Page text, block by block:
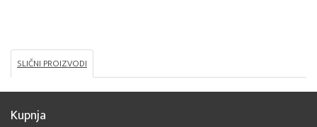
SLIČNI PROIZVODI
Kupnja